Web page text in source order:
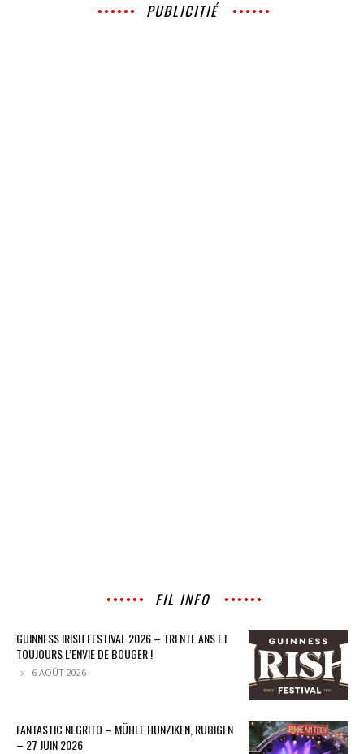
PUBLICITIÉ
FIL INFO
GUINNESS IRISH FESTIVAL 2026 – TRENTE ANS ET
TOUJOURS L’ENVIE DE BOUGER !
6 AOÛT 2026
FANTASTIC NEGRITO – MÜHLE HUNZIKEN, RUBIGEN
– 27 JUIN 2026